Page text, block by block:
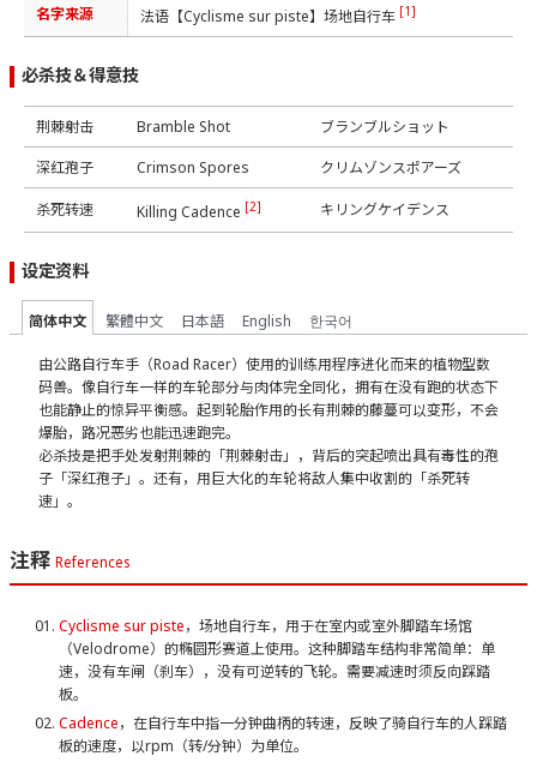
名字来源 法语【Cyclisme sur piste】场地自行车 [1]
必杀技＆得意技
荆棘射击 Bramble Shot
ブランブルショット
深红孢子
Crimson Spores クリムゾンスポアーズ
杀死转速 Killing Cadence [2] キリングケイデンス
设定资料
简体中文 繁體中文 日本語 English 한국어
由公路自行车手（Road Racer）使用的训练用程序进化而来的植物型数
码兽。像自行车一样的车轮部分与肉体完全同化，拥有在没有跑的状态下
也能静止的惊异平衡感。起到轮胎作用的长有荆棘的藤蔓可以变形，不会
爆胎，路况恶劣也能迅速跑完。
必杀技是把手处发射荆棘的「荆棘射击」，背后的突起喷出具有毒性的孢
子「深红孢子」。还有，用巨大化的车轮将敌人集中收割的「杀死转
速」。
注释 References
Cyclisme sur piste，场地自行车，用于在室内或室外脚踏车场馆
（Velodrome）的椭圆形赛道上使用。这种脚踏车结构非常简单：单
速，没有车闸（刹车），没有可逆转的飞轮。需要减速时须反向踩踏
板。
Cadence，在自行车中指一分钟曲柄的转速，反映了骑自行车的人踩踏
板的速度，以rpm（转/分钟）为单位。